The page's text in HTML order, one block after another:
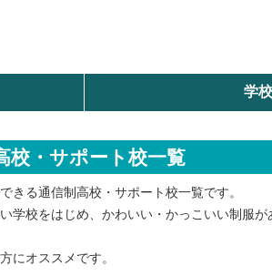
検索
エリアを選択して探す
学
校・サポート校一覧
きる通信制高校・サポート校一覧です。
学校をはじめ、かわいい・かっこいい制服が
にオススメです。